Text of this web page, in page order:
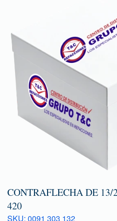
CONTRAFLECHA DE 13/
420
SKU: 0091 303 132